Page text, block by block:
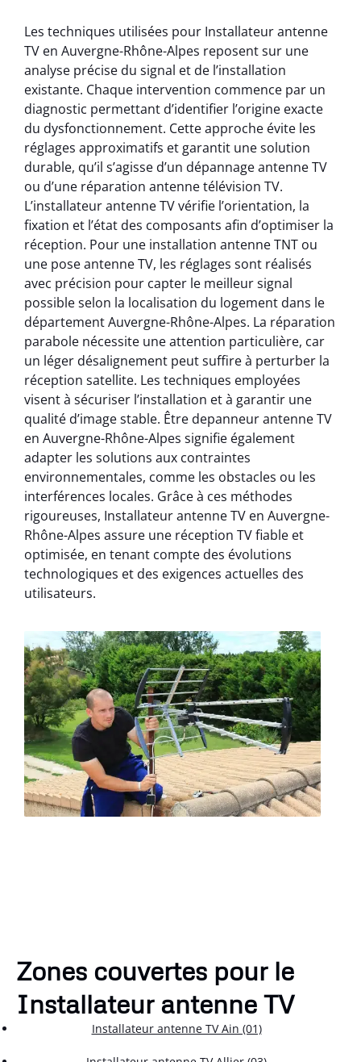
Les techniques utilisées pour Installateur antenne
TV en Auvergne-Rhône-Alpes reposent sur une
analyse précise du signal et de l’installation
existante. Chaque intervention commence par un
diagnostic permettant d’identifier l’origine exacte
du dysfonctionnement. Cette approche évite les
réglages approximatifs et garantit une solution
durable, qu’il s’agisse d’un dépannage antenne TV
ou d’une réparation antenne télévision TV.
L’installateur antenne TV vérifie l’orientation, la
fixation et l’état des composants afin d’optimiser la
réception. Pour une installation antenne TNT ou
une pose antenne TV, les réglages sont réalisés
avec précision pour capter le meilleur signal
possible selon la localisation du logement dans le
département Auvergne-Rhône-Alpes. La réparation
parabole nécessite une attention particulière, car
un léger désalignement peut suffire à perturber la
réception satellite. Les techniques employées
visent à sécuriser l’installation et à garantir une
qualité d’image stable. Être depanneur antenne TV
en Auvergne-Rhône-Alpes signifie également
adapter les solutions aux contraintes
environnementales, comme les obstacles ou les
interférences locales. Grâce à ces méthodes
rigoureuses, Installateur antenne TV en Auvergne-
Rhône-Alpes assure une réception TV fiable et
optimisée, en tenant compte des évolutions
technologiques et des exigences actuelles des
utilisateurs.
Zones couvertes pour le
Installateur antenne TV
Installateur antenne TV Ain (01)